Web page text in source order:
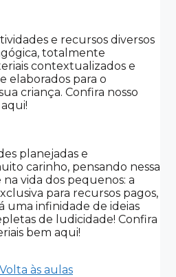
e recursos diversos
totalmente
contextualizados e
elaborados para o
criança. Confira nosso
planejadas e
carinho, pensando nessa
vida dos pequenos: a
para recursos pagos,
uma infinidade de ideias
de ludicidade! Confira
bem aqui!
Volta às aulas